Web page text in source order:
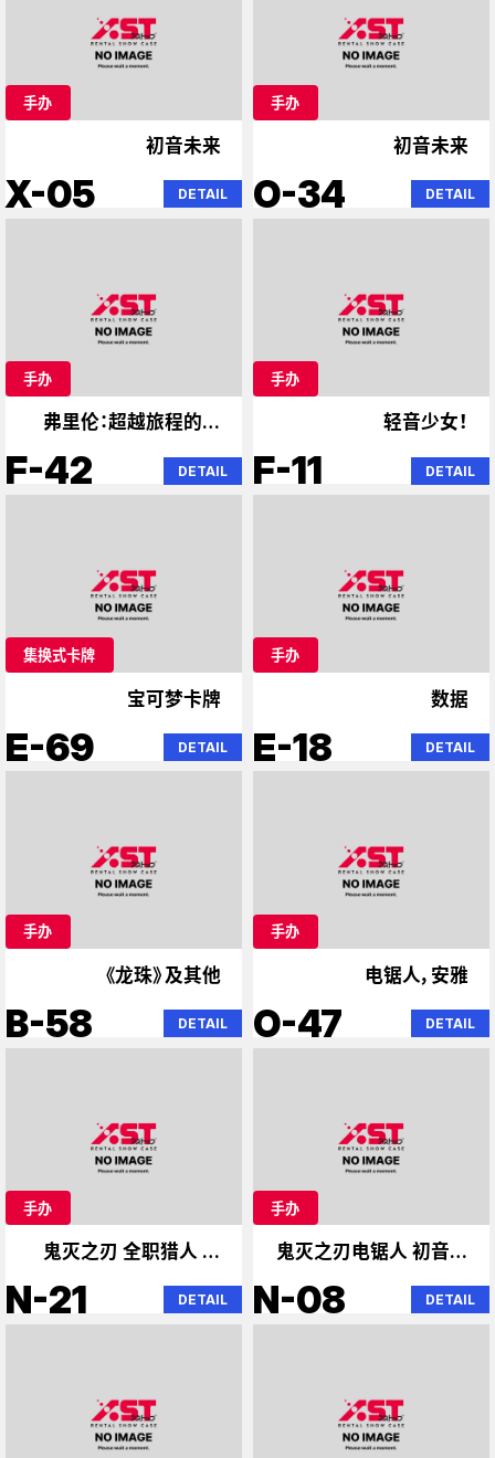
手办
初音未来
X-05 DETAIL
手办
初音未来
O-34 DETAIL
手办
弗里伦：超越旅程的终
点​​，霸主
F-42 DETAIL
手办
轻音少女！
F-11 DETAIL
集换式卡牌
宝可梦卡牌
E-69 DETAIL
手办
数据
E-18 DETAIL
手办
《龙珠》及其他
B-58 DETAIL
手办
电锯人，安雅
O-47 DETAIL
手办
鬼灭之刃 全职猎人 电
锯人
N-21 DETAIL
手办
鬼灭之刃电锯人 初音未
来 初音未来
N-08 DETAIL